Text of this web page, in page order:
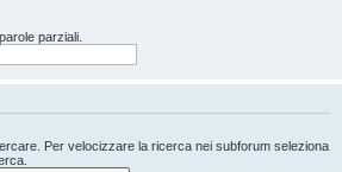
parziali.
Per velocizzare la ricerca nei subforum seleziona